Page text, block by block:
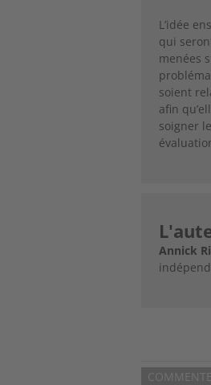
L’idée
qui
menées
soient
afin
soigner
Annick